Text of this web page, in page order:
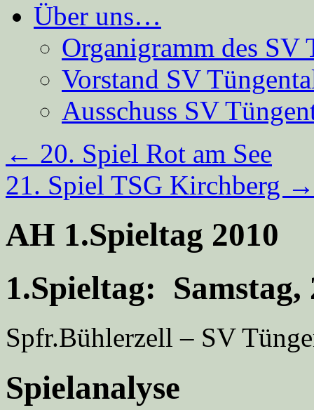
Über uns…
Organigramm des SV
Vorstand SV
Ausschuss SV
← 20. Spiel Rot am See
21. Spiel TSG Kirchberg →
AH 1.Spieltag 2010
1.Spieltag:
Spfr.Bühlerzell – SV
Spielanalyse